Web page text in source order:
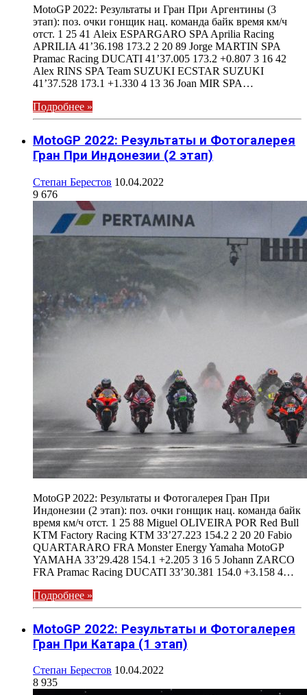
MotoGP 2022: Результаты и Гран При Аргентины (3
этап): поз. очки гонщик нац. команда байк время км/ч
отст. 1 25 41 Aleix ESPARGARO SPA Aprilia Racing
APRILIA 41’36.198 173.2 2 20 89 Jorge MARTIN SPA
Pramac Racing DUCATI 41’37.005 173.2 +0.807 3 16 42
Alex RINS SPA Team SUZUKI ECSTAR SUZUKI
41’37.528 173.1 +1.330 4 13 36 Joan MIR SPA…
Подробнее »
MotoGP 2022: Результаты и Фотогалерея
Гран При Индонезии (2 этап)
Степан Берестов 10.04.2022
9 676
MotoGP 2022: Результаты и Фотогалерея Гран При
Индонезии (2 этап): поз. очки гонщик нац. команда байк
время км/ч отст. 1 25 88 Miguel OLIVEIRA POR Red Bull
KTM Factory Racing KTM 33’27.223 154.2 2 20 20 Fabio
QUARTARARO FRA Monster Energy Yamaha MotoGP
YAMAHA 33’29.428 154.1 +2.205 3 16 5 Johann ZARCO
FRA Pramac Racing DUCATI 33’30.381 154.0 +3.158 4…
Подробнее »
MotoGP 2022: Результаты и Фотогалерея
Гран При Катара (1 этап)
Степан Берестов 10.04.2022
8 935